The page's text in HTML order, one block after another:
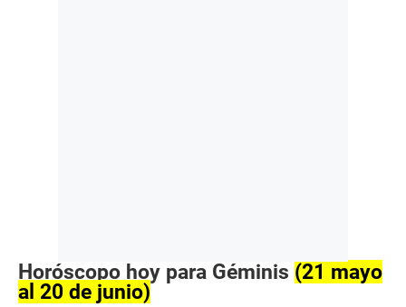
Horóscopo hoy para Géminis (21 mayo
al 20 de junio)